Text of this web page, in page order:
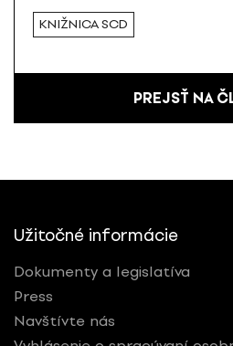
KNIŽNICA SCD
PREJSŤ NA
Užitočné informácie
Dokumenty a legislatíva
Press
Navštívte nás